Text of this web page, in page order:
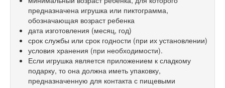
предназначена игрушка или пиктограмма,
обозначающая возраст ребенка
дата изготовления (месяц, год)
срок службы или срок годности (при их установлении)
условия хранения (при необходимости).
Если игрушка является приложением к сладкому
подарку, то она должна иметь упаковку,
предназначенную для контакта с пищевыми